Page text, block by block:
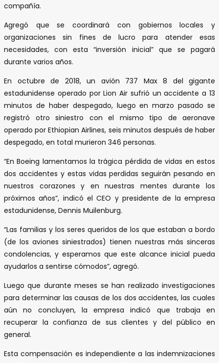
compañía.
Agregó que se coordinará con gobiernos locales y
organizaciones sin fines de lucro para atender esas
necesidades, con esta “inversión inicial” que se pagará
durante varios años.
En octubre de 2018, un avión 737 Max 8 del gigante
estadunidense operado por Lion Air sufrió un accidente a 13
minutos de haber despegado, luego en marzo pasado se
registró otro siniestro con el mismo tipo de aeronave
operado por Ethiopian Airlines, seis minutos después de haber
despegado, en total murieron 346 personas.
“En Boeing lamentamos la trágica pérdida de vidas en estos
dos accidentes y estas vidas perdidas seguirán pesando en
nuestros corazones y en nuestras mentes durante los
próximos años”, indicó el CEO y presidente de la empresa
estadunidense, Dennis Muilenburg.
“Las familias y los seres queridos de los que estaban a bordo
(de los aviones siniestrados) tienen nuestras más sinceras
condolencias, y esperamos que este alcance inicial pueda
ayudarlos a sentirse cómodos”, agregó.
Luego que durante meses se han realizado investigaciones
para determinar las causas de los dos accidentes, las cuales
aún no concluyen, la empresa indicó que trabaja en
recuperar la confianza de sus clientes y del público en
general.
Esta compensación es independiente a las indemnizaciones